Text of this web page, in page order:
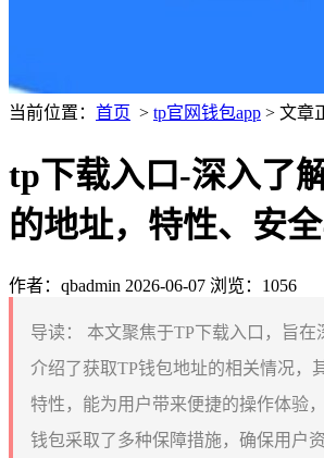
当前位置： 首页 > tp官网钱包app > 文章
tp下载入口-深入了
的地址，特性、安
作者：qbadmin 2026-06-07 浏览：1056
导读：
本文聚焦于TP下载入口，旨在
介绍了获取TP钱包地址的相关情况，
特性，能为用户带来便捷的操作体验
钱包采取了多种保障措施，确保用户